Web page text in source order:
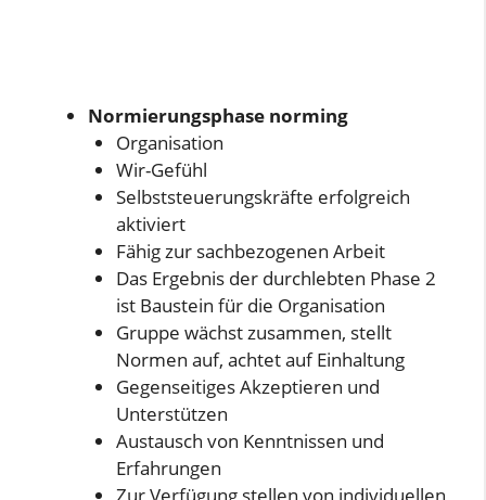
Normierungsphase norming
Organisation
Wir-Gefühl
Selbststeuerungskräfte erfolgreich
aktiviert
Fähig zur sachbezogenen Arbeit
Das Ergebnis der durchlebten Phase 2
ist Baustein für die Organisation
Gruppe wächst zusammen, stellt
Normen auf, achtet auf Einhaltung
Gegenseitiges Akzeptieren und
Unterstützen
Austausch von Kenntnissen und
Erfahrungen
Zur Verfügung stellen von individuellen